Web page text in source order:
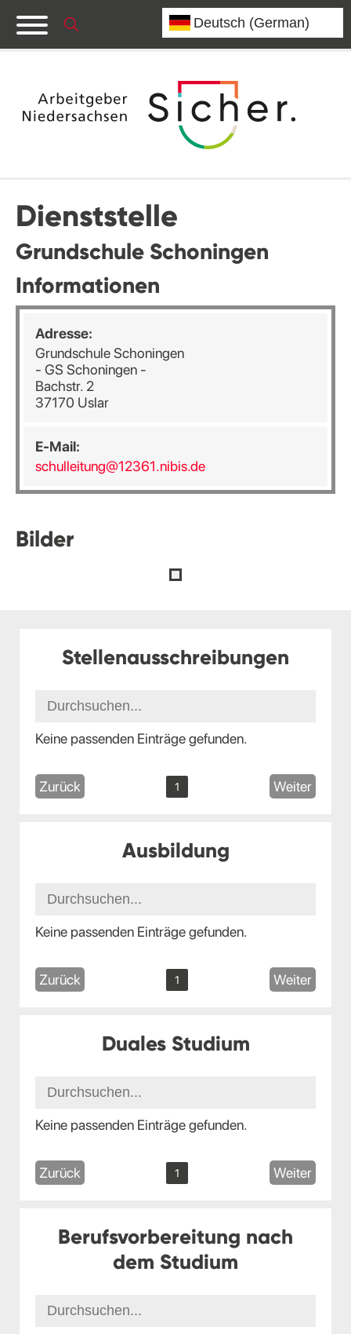
Dienststelle
Grundschule Schoningen
Informationen
Adresse:
Grundschule Schoningen
- GS Schoningen -
Bachstr. 2
37170 Uslar
E-Mail:
schulleitung@12361.nibis.de
Bilder
Stellenausschreibungen
Keine passenden Einträge gefunden.
Zurück 1 Weiter
Ausbildung
Keine passenden Einträge gefunden.
Zurück 1 Weiter
Duales Studium
Keine passenden Einträge gefunden.
Zurück 1 Weiter
Berufsvorbereitung nach
dem Studium